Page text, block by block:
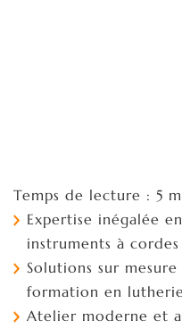
Temps de lecture : 5
Expertise inégalée
instruments à cordes
Solutions sur
formation en
Atelier moderne et